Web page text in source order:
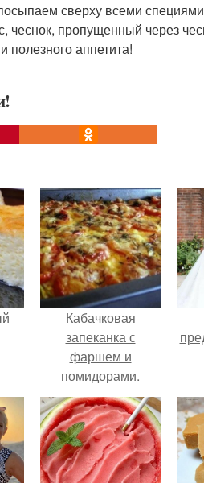
сверху всеми
пропущенный через
полезного аппетита!
Кабачковая
запеканка с
фаршем и
помидорами.